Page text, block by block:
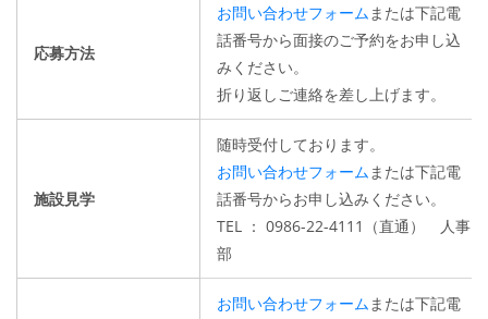
応募方法
お問い合わせフォームまたは下記電
話番号から面接のご予約をお申し込
みください。
折り返しご連絡を差し上げます。
施設見学
随時受付しております。
お問い合わせフォームまたは下記電
話番号からお申し込みください。
TEL ： 0986-22-4111（直通） 人事
部
お問い合わせフォームまたは下記電